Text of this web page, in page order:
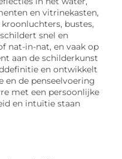
en vitrinekasten,
bustes,
snel en
nat-in-nat, en vaak op
aan de schilderkunst
en ontwikkelt
en de penseelvoering
met een persoonlijke
en intuïtie staan